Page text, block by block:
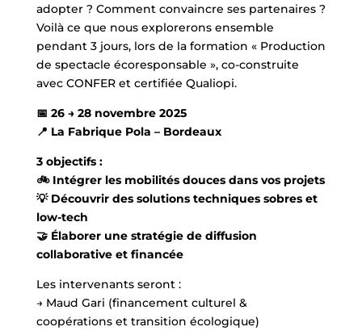
adopter ? Comment convaincre ses partenaires ?
Voilà ce que nous explorerons ensemble
pendant 3 jours, lors de la formation « Production
de spectacle écoresponsable », co-construite
avec CONFER et certifiée Qualiopi.
📅 26 → 28 novembre 2025
📍 La Fabrique Pola – Bordeaux
3 objectifs :
🚲 Intégrer les mobilités douces dans vos projets
💡 Découvrir des solutions techniques sobres et
low-tech
🤝 Élaborer une stratégie de diffusion
collaborative et financée
Les intervenants seront :
→ Maud Gari (financement culturel &
coopérations et transition écologique)